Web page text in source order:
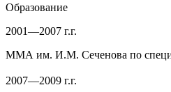
Образование
2001—2007 г.г.
ММА им. И.М. Сеченова по
2007—2009 г.г.